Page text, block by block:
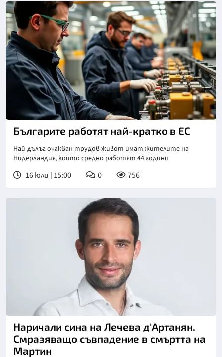
Българите работят най-кратко в ЕС
Най-дълъг очакван трудов живот имат жителите на
Нидерландия, които средно работят 44 години
16 юли | 15:00 0 756
Наричали сина на Лечева д'Артанян.
Смразяващо съвпадение в смъртта на
Мартин